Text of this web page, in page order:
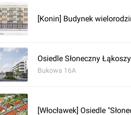
[Konin] Budynek
Osiedle Słoneczny
Bukowa 16A
[Włocławek] Osiedle